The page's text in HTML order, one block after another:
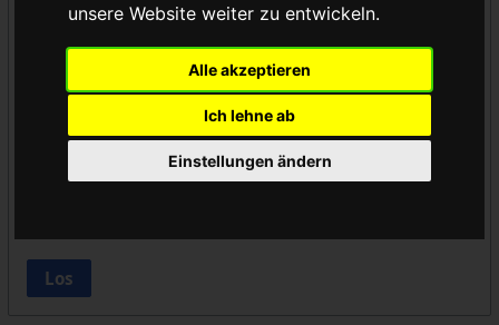
unsere Website weiter zu entwickeln.
Alle akzeptieren
Ich lehne ab
Einstellungen ändern
Namensraum:
Vorlageneinbindungen ausblenden
Links ausblenden
Los